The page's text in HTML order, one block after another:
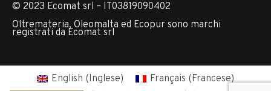
© 2023 Ecomat srl – IT03819090402
Oltremateria, Oleomalta ed Ecopur sono marchi
registrati da Ecomat srl
English (Inglese) Français (Francese)